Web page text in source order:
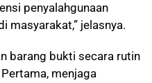
penyalahgunaan
masyarakat,” jelasnya.
barang bukti secara rutin
menjaga